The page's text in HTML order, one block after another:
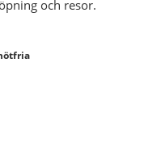
och resor.